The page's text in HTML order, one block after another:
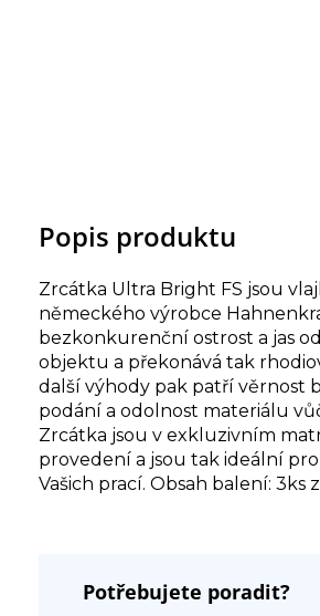
Popis produktu
Zrcátka Ultra Bright FS jsou
německého výrobce
bezkonkurenční ostrost a jas
objektu a překonává tak
další výhody pak patří věrnost
podání a odolnost materiálu
Zrcátka jsou v exkluzivním
provedení a jsou tak ideální
Vašich prací. Obsah balení: 3ks
Potřebujete poradit?